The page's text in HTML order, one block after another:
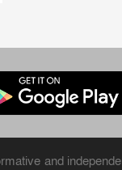
and